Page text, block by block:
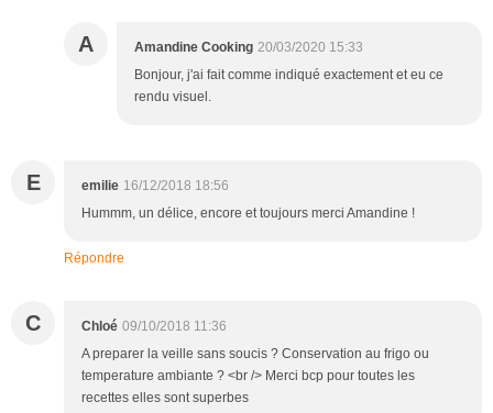
A Amandine Cooking 20/03/2020 15:33
Bonjour, j'ai fait comme indiqué exactement et eu ce
rendu visuel.
E emilie 16/12/2018 18:56
Hummm, un délice, encore et toujours merci Amandine !
Répondre
C Chloé 09/10/2018 11:36
A preparer la veille sans soucis ? Conservation au frigo ou
temperature ambiante ? <br /> Merci bcp pour toutes les
recettes elles sont superbes